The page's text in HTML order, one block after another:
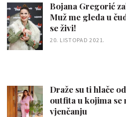
Bojana Gregorić
Muž me gleda u
se živi!
20. LISTOPAD 2021.
Draže su ti hlače
outfita u kojima se
vjenčanju